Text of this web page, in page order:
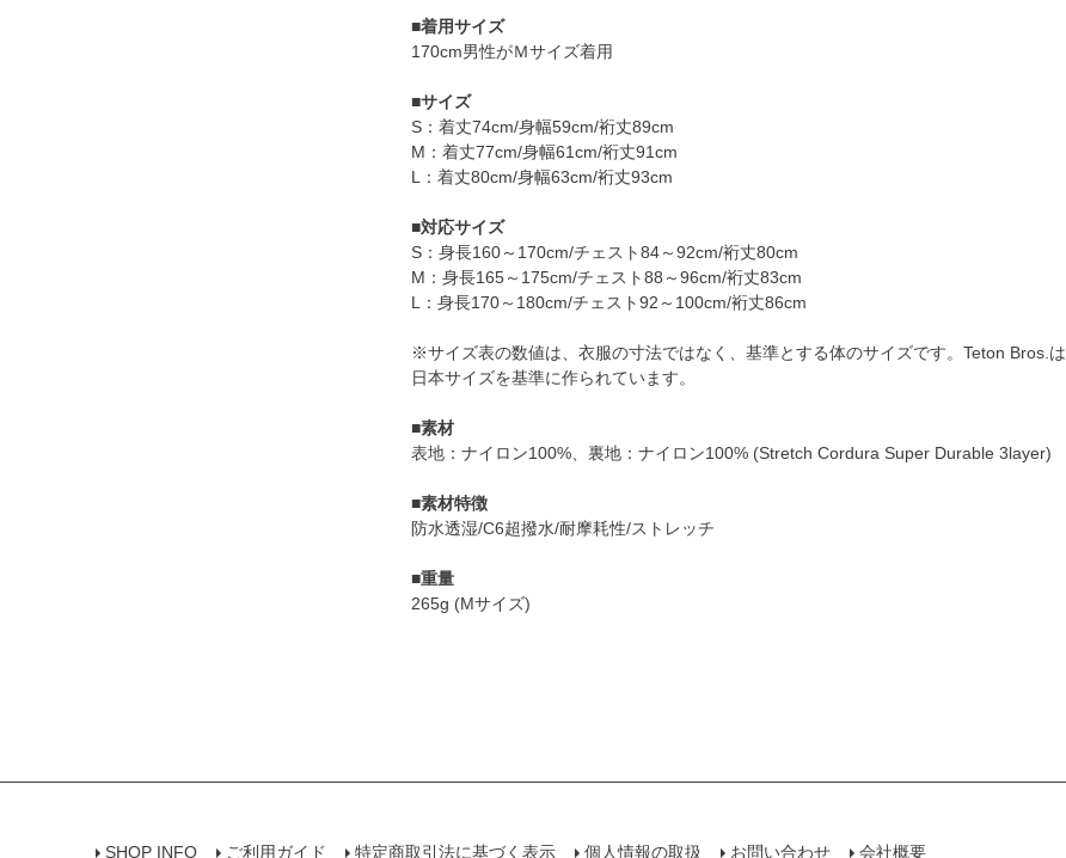
■着用サイズ
170cm男性がＭサイズ着用
■サイズ
S：着丈74cm/身幅59cm/裄丈89cm
M：着丈77cm/身幅61cm/裄丈91cm
L：着丈80cm/身幅63cm/裄丈93cm
■対応サイズ
S：身長160～170cm/チェスト84～92cm/裄丈80cm
M：身長165～175cm/チェスト88～96cm/裄丈83cm
L：身長170～180cm/チェスト92～100cm/裄丈86cm
※サイズ表の数値は、衣服の寸法ではなく、基準とする体のサイズです。Teton Bros.は
日本サイズを基準に作られています。
■素材
表地：ナイロン100%、裏地：ナイロン100% (Stretch Cordura Super Durable 3layer)
■素材特徴
防水透湿/C6超撥水/耐摩耗性/ストレッチ
■重量
265g (Мサイズ)
SHOP INFO ご利用ガイド 特定商取引法に基づく表示 個人情報の取扱 お問い合わせ 会社概要